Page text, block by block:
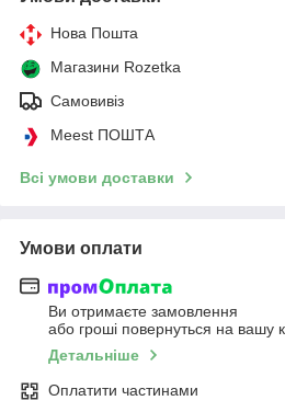
Нова Пошта
Магазини Rozetka
Самовивіз
Meest ПОШТА
Всі умови доставки
Умови оплати
Ви отримаєте замовлення
або гроші повернуться на вашу
Детальніше
Оплатити частинами